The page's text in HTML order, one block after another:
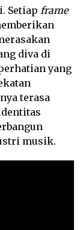
Setiap frame
diva di
yang
terasa
musik.